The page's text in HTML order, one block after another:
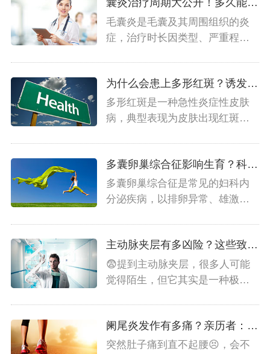
囊炎治疗周期大公开！多久能好取决于这些因素！
毛囊炎是毛囊及其周围组织的炎
症，治疗时长因类型、严重程度
为什么会患上多形红斑？诱发原因全解析
多形红斑是一种急性炎症性皮肤
病，典型表现为皮肤出现红斑、
多囊卵巢综合征影响生育？科学备孕指南来了！
多囊卵巢综合征是常见的妇科内
分泌疾病，以排卵异常、雄激素
主动脉夹层有多凶险？这些致命后果要知晓
😨提到主动脉夹层，很多人可能
觉得陌生，但它其实是一种极其
阑尾炎发作有多痛？亲历者：绞肉般疼痛！
突然肚子痛到直不起腰😣，会不